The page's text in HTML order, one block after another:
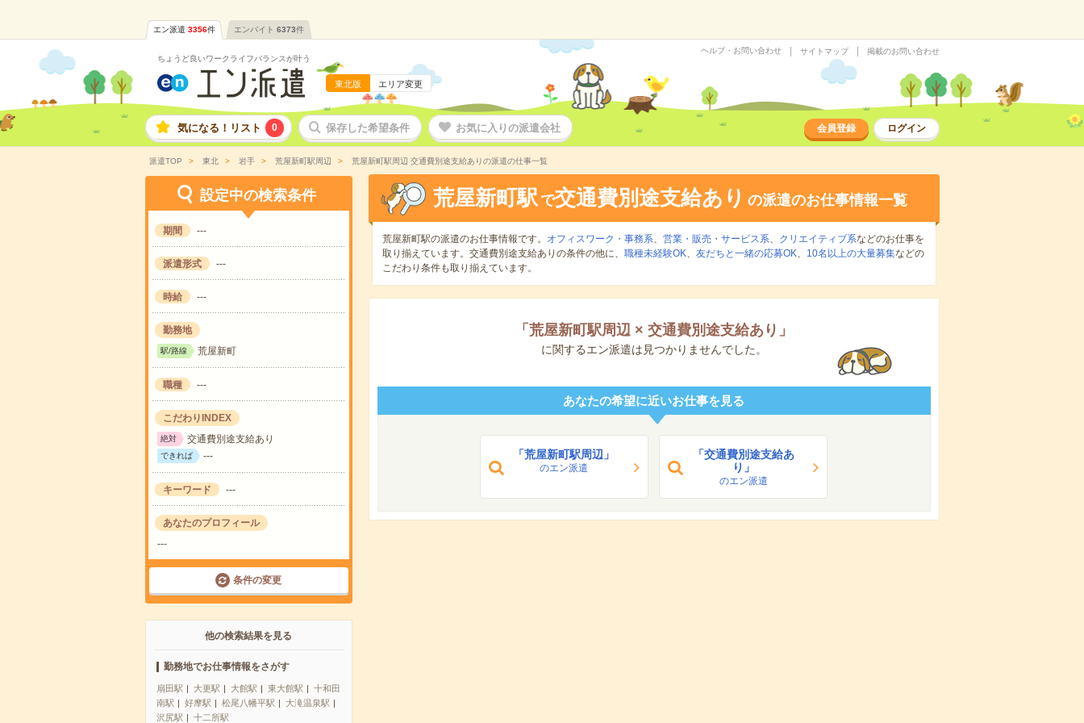
エン派遣 3356件 エンバイト 6373件
ちょうど良いワークライフバランスが叶う
東北版 エリア変更
ヘルプ・お問い合わせ サイトマップ 掲載のお問い合わせ
気になる！リスト 0 保存した希望条件 お気に入りの派遣会社 会員登録 ログイン
派遣TOP 東北 岩手 荒屋新町駅周辺 荒屋新町駅周辺 交通費別途支給ありの派遣の仕事一覧
設定中の検索条件
期間 ---
派遣形式 ---
時給 ---
勤務地
駅/路線 荒屋新町
職種 ---
こだわりINDEX
絶対 交通費別途支給あり
できれば ---
キーワード ---
あなたのプロフィール
---
条件の変更
他の検索結果を見る
勤務地でお仕事情報をさがす
扇田駅 大更駅 大館駅 東大館駅
十和田
南駅
好摩駅 松尾八幡平駅
大滝温泉駅
沢尻駅
十二所駅
荒屋新町駅 で交通費別途支給あり の派遣のお仕事情報一覧
荒屋新町駅の派遣のお仕事情報です。 オフィスワーク・事務系、 営業・販売・サービス系、 クリエイティブ系などのお仕事を
取り揃えています。交通費別途支給ありの条件の他に、 職種未経験OK、 友だちと一緒の応募OK、 10名以上の大量募集などの
こだわり条件も取り揃えています。
「 荒屋新町駅周辺 × 交通費別途支給あり 」
に関するエン派遣は見つかりませんでした。
あなたの希望に近いお仕事を見る
「荒屋新町駅周辺」
のエン派遣
「交通費別途支給あ
り」
のエン派遣